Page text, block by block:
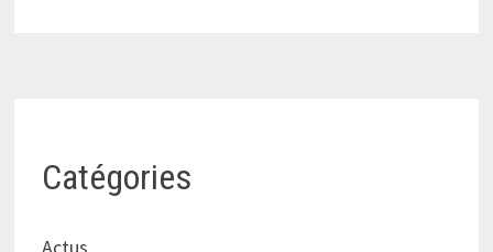
Catégories